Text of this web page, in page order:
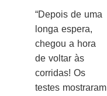
“Depois de uma
longa espera,
chegou a hora
de voltar às
corridas! Os
testes mostraram